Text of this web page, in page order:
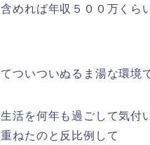
めれば年収５００万くら
ついついぬるま湯な環境
活を何年も過ごして気付
ねたのと反比例して